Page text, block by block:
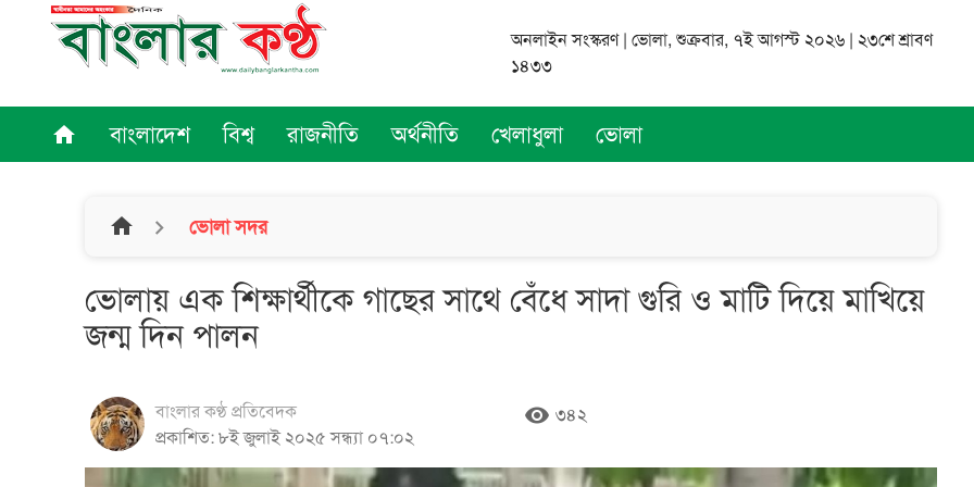
অনলাইন সংস্করণ | ভোলা, শুক্রবার, ৭ই আগস্ট ২০২৬ | ২৩শে শ্রাবণ
১৪৩৩
home বাংলাদেশ বিশ্ব রাজনীতি অর্থনীতি খেলাধুলা ভোলা
home ভোলা সদর
ভোলায় এক শিক্ষার্থীকে গাছের সাথে বেঁধে সাদা গুরি ও মাটি দিয়ে মাখিয়ে
জন্ম দিন পালন
বাংলার কণ্ঠ প্রতিবেদক
প্রকাশিত: ৮ই জুলাই ২০২৫ সন্ধ্যা ০৭:০২
remove_red_eye ৩৪২